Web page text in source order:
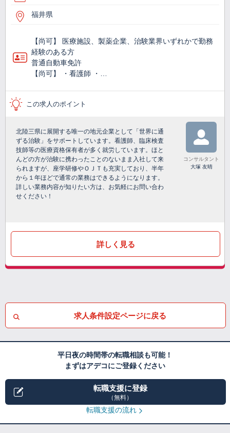
福井県
【尚可】 医療施設、製薬企業、治験業界いずれかで勤務
経験のある方
普通自動車免許
【尚可】 ・看護師 ・…
この求人のポイント
北陸三県に展開する唯一の地元企業として「世界に通
ずる治験」をサポートしています。看護師、臨床検査
技師等の医療資格保有者が多く就労しています。ほと
んどの方が治験に携わったことのないまま入社して来
られますが、座学研修やＯＪＴも充実しており、半年
から１年ほどで通常の業務はできるようになります。
詳しい業務内容が知りたい方は、お気軽にお問い合わ
せください！
コンサルタント
大塚 友晴
詳しく見る
求人条件設定ページに戻る
平日夜の時間帯の転職相談も可能！
まずはアデコにご登録ください
転職支援に登録
（無料）
転職支援の流れ